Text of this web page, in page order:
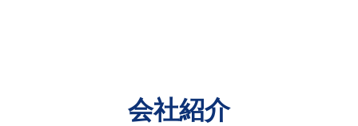
会社紹介